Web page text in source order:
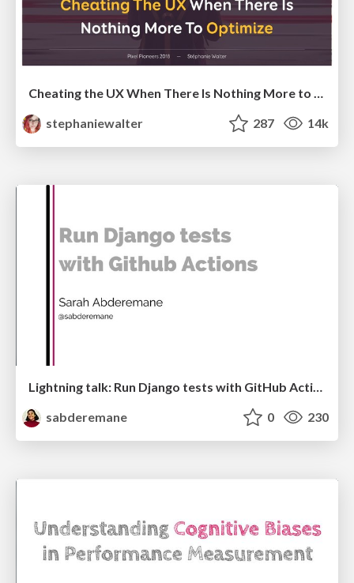
stephaniewalter
287 14k
Lightning talk: Run Django tests with GitHub Actions
sabderemane
0 230